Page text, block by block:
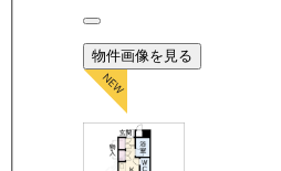
物件画像を見る